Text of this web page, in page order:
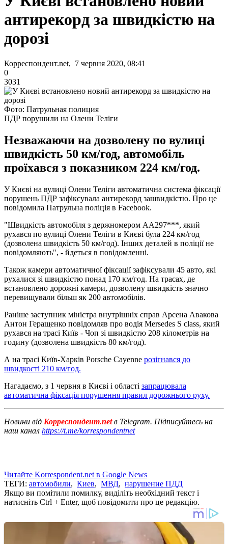
антирекорд за швидкістю на
дорозі
Корреспондент.net, 7 червня 2020, 08:41
0
3031
Фото: Патрульная полиция
ПДР порушили на Олени Теліги
Незважаючи на дозволену по вулиці
швидкість 50 км/год, автомобіль
проїхався з показником 224 км/год.
У Києві на вулиці Олени Теліги автоматична система фіксації
порушень ПДР зафіксувала антирекорд зашвидкістю. Про це
повідомила Патрульна поліція в Facebook.
"Швидкість автомобіля з держномером AA297***, який
рухався по вулиці Олени Теліги в Києві була 224 км/год
(дозволена швидкість 50 км/год). Інших деталей в поліції не
повідомляють", - йдеться в повідомленні.
Також камери автоматичної фіксації зафіксували 45 авто, які
рухалися зі швидкістю понад 170 км/год. На трасах, де
встановлено дорожні камери, дозволену швидкість значно
перевищували більш як 200 автомобілів.
Раніше заступник міністра внутрішніх справ Арсена Авакова
Антон Геращенко повідомляв про водія Mersedes S class, який
рухався на трасі Київ - Чоп зі швидкістю 208 кілометрів на
годину (дозволена швидкість 80 км/год).
А на трасі Київ-Харків Porsche Cayenne розігнався до
швидкості 210 км/год.
Нагадаємо, з 1 червня в Києві і області запрацювала
автоматична фіксація порушення правил дорожнього руху.
Новини від Корреспондент.netв Telegram. Підписуйтесь на
наш канал https://t.me/korrespondentnet
Читайте Korrespondent.net в Google News
ТЕГИ: автомобили, Киев, МВД, нарушение ПДД
Якщо ви помітили помилку, виділіть необхідний текст і
натисніть Ctrl + Enter, щоб повідомити про це редакцію.